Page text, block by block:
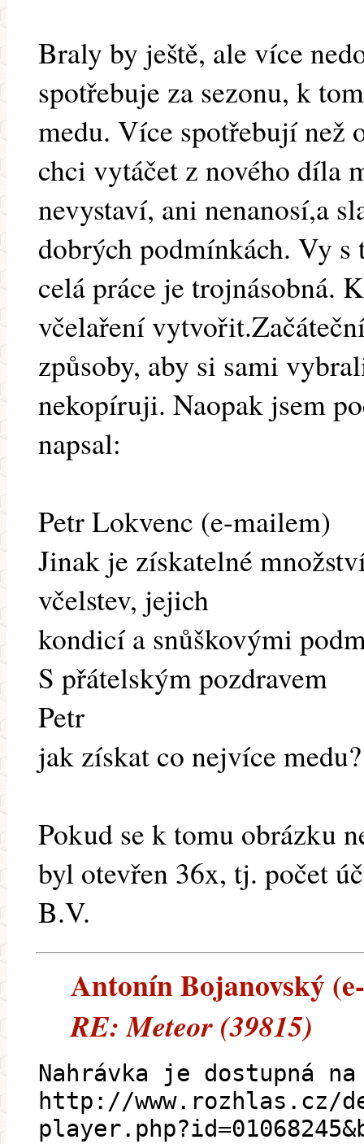
Braly by ještě, ale více
spotřebuje za sezonu, k
medu. Více spotřebují než
chci vytáčet z nového díla
nevystaví, ani nenanosí,a
dobrých podmínkách. Vy
celá práce je trojnásobná.
včelaření
způsoby, aby si sami
nekopíruji. Naopak jsem
napsal:
Petr Lokvenc (e-mailem)
Jinak je získatelné
včelstev, jejich
kondicí a snůškovými
S přátelským pozdravem
Petr
jak získat co nejvíce medu?
Pokud se k tomu obrázku
byl otevřen 36x, tj. počet
B.V.
Antonín Bojanovský
RE: Meteor (39815)
Nahrávka je dostupná
http://www.rozhlas.cz/